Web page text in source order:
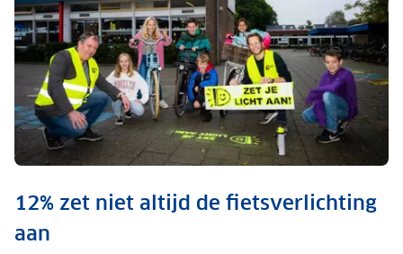
12% zet niet altijd de fietsverlichting
aan